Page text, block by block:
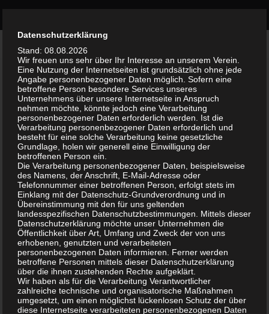
Bilder von Hubert Rauch – 30 Jahre
Straßenbahn nach Olvenstedt
VONWALTER ·22. MAI 2014
In unserer Galerie sind Bilder
30 Jahre Straßenbahn nach Olvenstedt vom 27.April
von Hubert Rauch hochgeladen
www.hr-amateurfotos.de
Vielen Dank für die Fotos
Durch die weitere Nutzung der Seite stimmst du der Verwendung
Datenschutzerklärung
Stand: 08.08.2026
Wir freuen uns sehr über Ihr Interesse an unserem Verein.
Eine Nutzung der Internetseiten ist grundsätzlich ohne jede
Angabe personenbezogener Daten möglich. Sofern eine
betroffene Person besondere Services unseres
Unternehmens über unsere Internetseite in Anspruch
nehmen möchte, könnte jedoch eine Verarbeitung
personenbezogener Daten erforderlich werden. Ist die
Verarbeitung personenbezogener Daten erforderlich und
besteht für eine solche Verarbeitung keine gesetzliche
Grundlage, holen wir generell eine Einwilligung der
betroffenen Person ein.
Die Verarbeitung personenbezogener Daten, beispielsweise
des Namens, der Anschrift, E-Mail-Adresse oder
Telefonnummer einer betroffenen Person, erfolgt stets im
Einklang mit der Datenschutz-Grundverordnung und in
Übereinstimmung mit den für uns geltenden
landesspezifischen Datenschutzbestimmungen. Mittels dieser
Datenschutzerklärung möchte unser Unternehmen die
Öffentlichkeit über Art, Umfang und Zweck der von uns
erhobenen, genutzten und verarbeiteten
personenbezogenen Daten informieren. Ferner werden
betroffene Personen mittels dieser Datenschutzerklärung
über die ihnen zustehenden Rechte aufgeklärt.
Wir haben als für die Verarbeitung Verantwortlicher
zahlreiche technische und organisatorische Maßnahmen
umgesetzt, um einen möglichst lückenlosen Schutz der über
diese Internetseite verarbeiteten personenbezogenen Daten